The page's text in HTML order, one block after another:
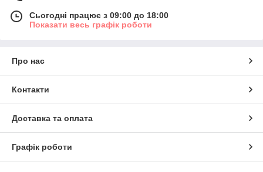
Сьогодні працює з 09:00 до 18:00
Показати весь графік роботи
Про нас
Контакти
Доставка та оплата
Графік роботи